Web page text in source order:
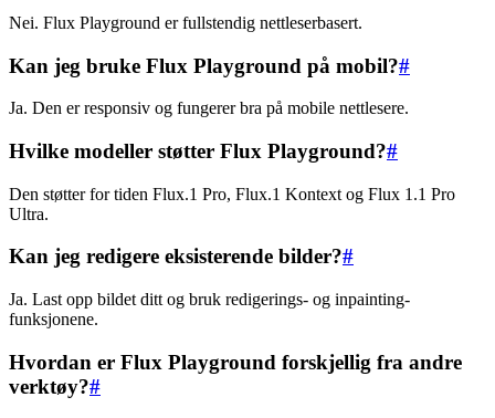
Nei. Flux Playground er fullstendig nettleserbasert.
Kan jeg bruke Flux Playground på mobil?#
Ja. Den er responsiv og fungerer bra på mobile nettlesere.
Hvilke modeller støtter Flux Playground?#
Den støtter for tiden Flux.1 Pro, Flux.1 Kontext og Flux 1.1 Pro
Ultra.
Kan jeg redigere eksisterende bilder?#
Ja. Last opp bildet ditt og bruk redigerings- og inpainting-
funksjonene.
Hvordan er Flux Playground forskjellig fra andre
verktøy?#